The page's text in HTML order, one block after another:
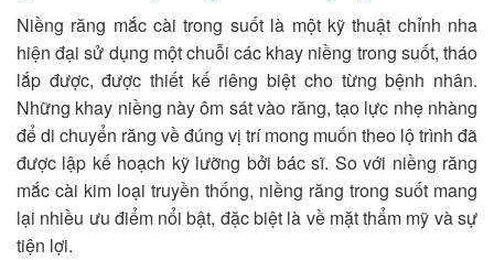
Niềng răng mắc cài trong suốt là một kỹ thuật chỉnh nha
hiện đại sử dụng một chuỗi các khay niềng trong suốt, tháo
lắp được, được thiết kế riêng biệt cho từng bệnh nhân.
Những khay niềng này ôm sát vào răng, tạo lực nhẹ nhàng
để di chuyển răng về đúng vị trí mong muốn theo lộ trình đã
được lập kế hoạch kỹ lưỡng bởi bác sĩ. So với niềng răng
mắc cài kim loại truyền thống, niềng răng trong suốt mang
lại nhiều ưu điểm nổi bật, đặc biệt là về mặt thẩm mỹ và sự
tiện lợi.